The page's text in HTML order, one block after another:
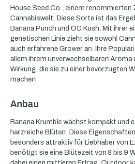
House Seed Co., einem renommierten
Cannabiswelt. Diese Sorte ist das
Banana Punch und OG Kush. Mit ihrer
genetischen Linie zieht sie sowohl
auch erfahrene Grower an. Ihre
allem ihrem unverwechselbaren Aroma
Wirkung, die sie zu einer bevorzugten
machen.
Anbau
Banana Krumble wächst kompakt und
harzreiche Blüten. Diese
besonders attraktiv für Liebhaber von
benötigt sie eine Blütezeit von 8 bis 9
dabei einen mittleren Ertrag. Outdoor